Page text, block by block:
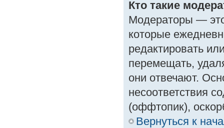
Кто такие
Модераторы —
которые
редактировать
перемещать,
они отвечают.
несоответствия
(оффтопик),
Вернуться к